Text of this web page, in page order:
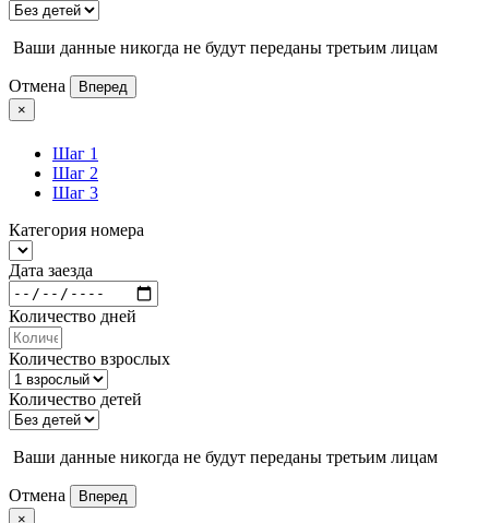
Ваши данные никогда не будут переданы третьим лицам
Отмена
Вперед
×
Шаг 1
Шаг 2
Шаг 3
Категория номера
Дата заезда
Количество дней
Количество взрослых
Количество детей
Ваши данные никогда не будут переданы третьим лицам
Отмена
Вперед
×